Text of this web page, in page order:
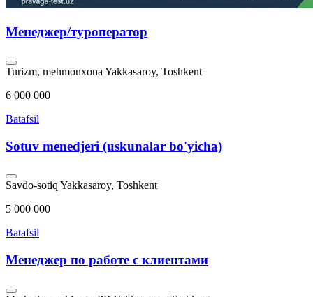
Менеджер/туроператор
Turizm, mehmonxona Yakkasaroy, Toshkent
6 000 000
Batafsil
Sotuv menedjeri (uskunalar bo'yicha)
Savdo-sotiq Yakkasaroy, Toshkent
5 000 000
Batafsil
Менеджер по работе с клиентами